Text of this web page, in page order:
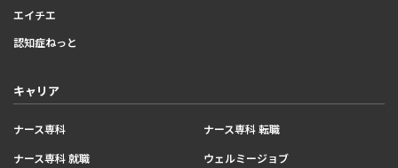
エイチエ
認知症ねっと
キャリア
ナース専科
ナース専科 転職
ナース専科 就職
ウェルミージョブ